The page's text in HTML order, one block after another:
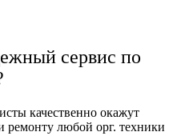
сервис по
качественно окажут
ремонту любой орг. техники